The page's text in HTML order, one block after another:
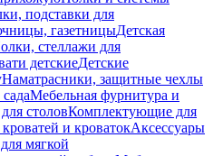
подставки для
газетницыДетская
стеллажи для
детскиеДетские
Наматрасники, защитные чехлы
Мебельная фурнитура и
столовКомплектующие для
и кроватокАксессуары
мягкой